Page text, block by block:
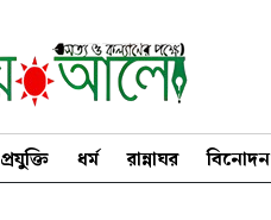
প্রযুক্তি ধর্ম রান্নাঘর বিনোদন